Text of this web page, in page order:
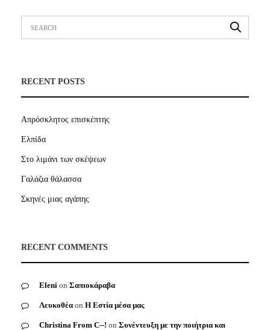
RECENT POSTS
Απρόσκλητος επισκέπτης
Ελπίδα
Στο λιμάνι των σκέψεων
Γαλάζια θάλασσα
Σκηνές μιας αγάπης
RECENT COMMENTS
Eleni on Σαπιοκάραβα
Λευκοθέα on Η Εστία μέσα μας
Christina From C--! on Συνέντευξη με την ποιήτρια και